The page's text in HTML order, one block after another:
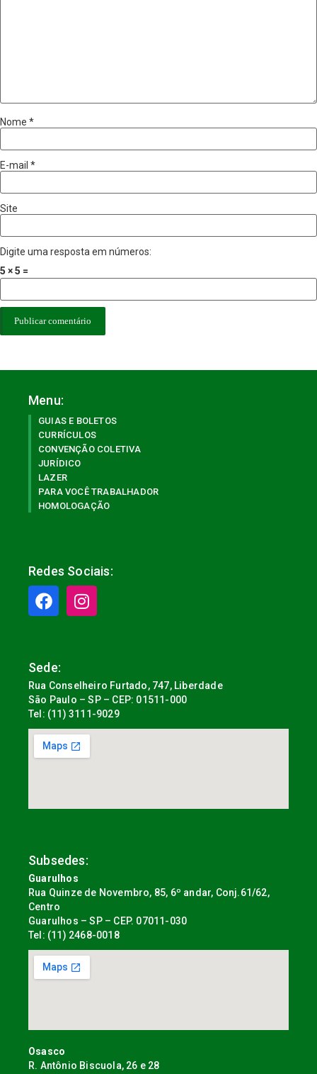
Nome *
E-mail *
Site
Digite uma resposta em números:
5 × 5 =
Menu:
GUIAS E BOLETOS
CURRÍCULOS
CONVENÇÃO COLETIVA
JURÍDICO
LAZER
PARA VOCÊ TRABALHADOR
HOMOLOGAÇÃO
Redes Sociais:
Sede:
Rua Conselheiro Furtado, 747, Liberdade
São Paulo – SP – CEP: 01511-000
Tel: (11) 3111-9029
Subsedes:
Guarulhos
Rua Quinze de Novembro, 85, 6º andar, Conj.61/62,
Centro
Guarulhos – SP – CEP. 07011-030
Tel: (11) 2468-0018
Osasco
R. Antônio Biscuola, 26 e 28